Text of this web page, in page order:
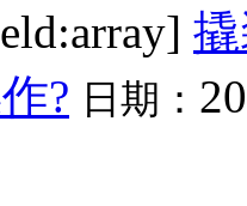
? 日期：